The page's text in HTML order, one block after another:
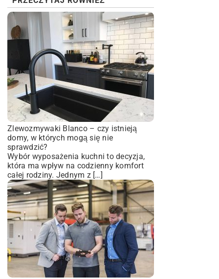
Zlewozmywaki Blanco – czy istnieją
domy, w których mogą się nie
sprawdzić?
Wybór wyposażenia kuchni to decyzja,
która ma wpływ na codzienny komfort
całej rodziny. Jednym z […]